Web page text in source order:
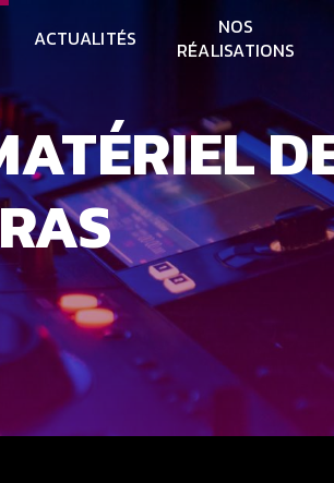
ACTUALITÉS
NOS
RÉALISATIONS